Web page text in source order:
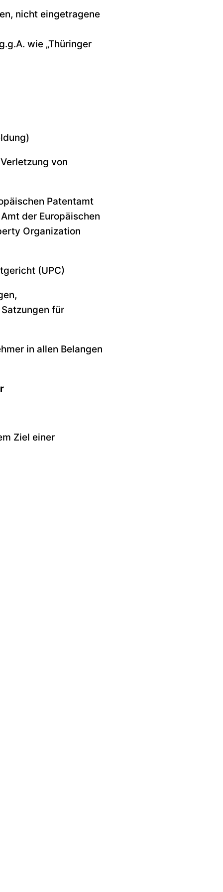
nicht eingetragene
wie „Thüringer
von
Patentamt
der Europäischen
Organization
(UPC)
für
in allen Belangen
Ziel einer